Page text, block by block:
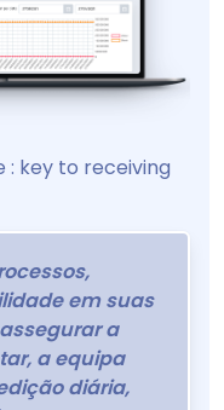
: key to receiving
em suas
a
a equipa
diária,